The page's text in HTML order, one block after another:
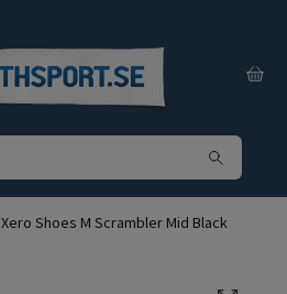
Xero Shoes M Scrambler Mid Black